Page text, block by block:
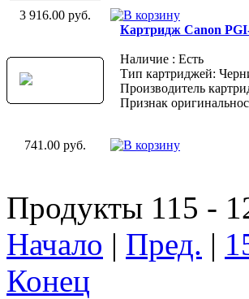
3 916.00 руб.
Картридж Canon
Наличие : Есть
Тип картриджей:
Производитель
Признак
741.00 руб.
Продукты 115 -
Начало | Пред. |
Конец